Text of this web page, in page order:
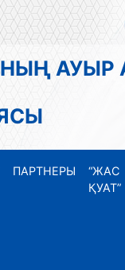
АУЫР
ПАРТНЕРЫ
“ЖАС
ҚУАТ”